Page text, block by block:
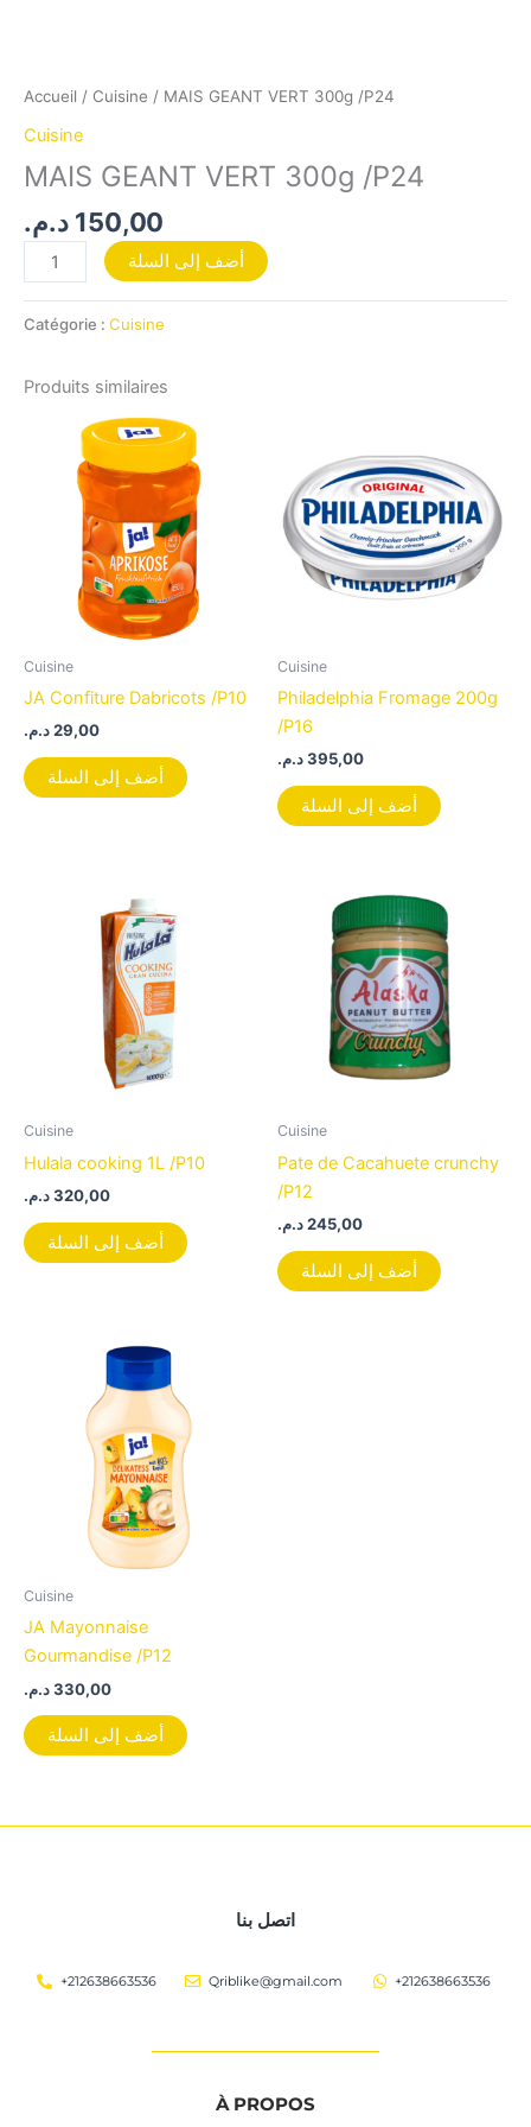
Accueil / Cuisine / MAIS GEANT VERT 300g /P24
Cuisine
MAIS GEANT VERT 300g /P24
150,00 د.م.
أضف إلى السلة
Catégorie : Cuisine
Produits similaires
Cuisine
JA Confiture Dabricots /P10
29,00د.م.
أضف إلى السلة
Cuisine
Philadelphia Fromage 200g
/P16
395,00د.م.
أضف إلى السلة
Cuisine
Hulala cooking 1L /P10
320,00د.م.
أضف إلى السلة
Cuisine
Pate de Cacahuete crunchy
/P12
245,00د.م.
أضف إلى السلة
Cuisine
JA Mayonnaise
Gourmandise /P12
330,00د.م.
أضف إلى السلة
اتصل بنا
+212638663536 Qriblike@gmail.com +212638663536
À PROPOS